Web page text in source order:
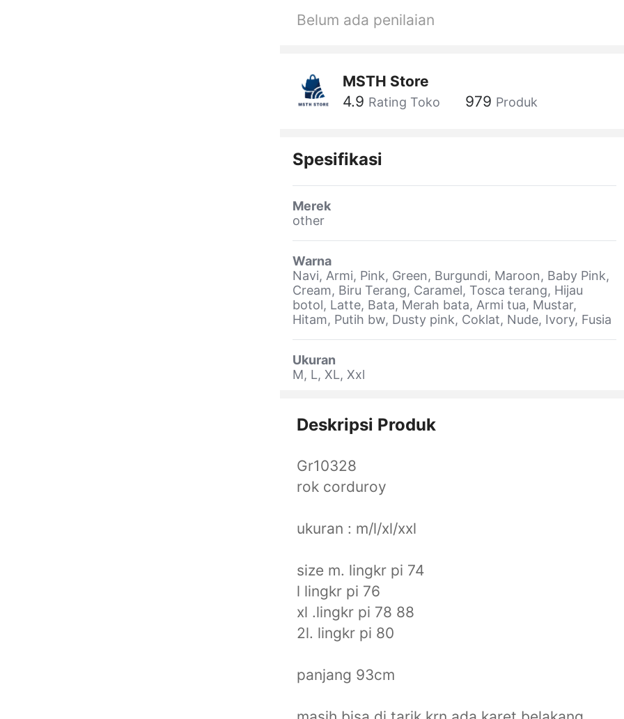
Belum ada penilaian
MSTH Store
4.9 Rating Toko 979 Produk
Spesifikasi
Merek
other
Warna
Navi, Armi, Pink, Green, Burgundi, Maroon, Baby Pink,
Cream, Biru Terang, Caramel, Tosca terang, Hijau
botol, Latte, Bata, Merah bata, Armi tua, Mustar,
Hitam, Putih bw, Dusty pink, Coklat, Nude, Ivory, Fusia
Ukuran
M, L, XL, Xxl
Deskripsi Produk
Gr10328
rok corduroy
ukuran : m/l/xl/xxl
size m. lingkr pi 74
l lingkr pi 76
xl .lingkr pi 78 88
2l. lingkr pi 80
panjang 93cm